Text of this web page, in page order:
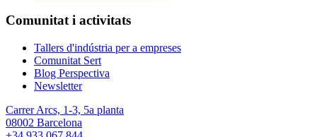
Comunitat i activitats
Tallers d'indústria per a empreses
Comunitat Sert
Blog Perspectiva
Newsletter
Carrer Arcs, 1-3, 5a planta
08002 Barcelona